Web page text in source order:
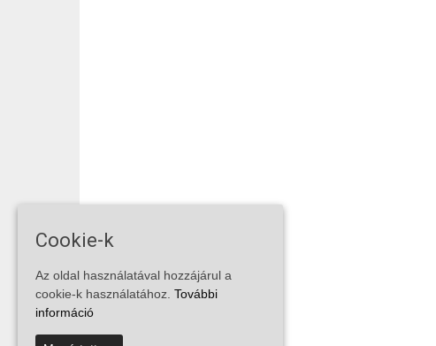
Cookie-k
Az oldal használatával hozzájárul a
cookie-k használatához. További
információ